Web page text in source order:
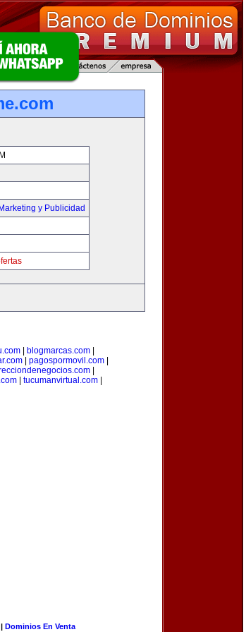
Marketing y Publicidad
| blogmarcas.com|
| pagospormovil.com|
|
tucumanvirtual.com
| Dominios En Venta